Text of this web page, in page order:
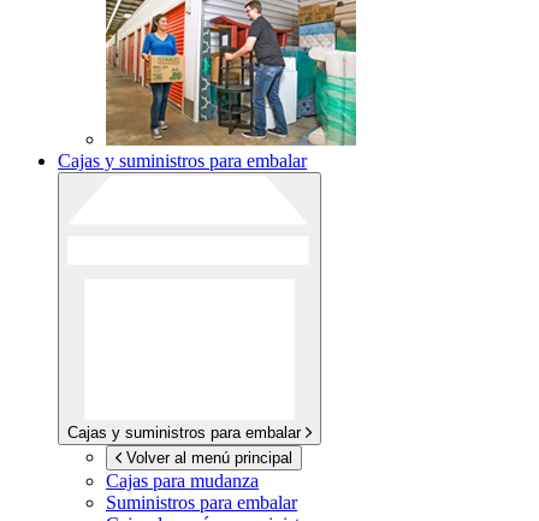
Cajas y suministros para embalar
Cajas y suministros para embalar
Volver al menú principal
Cajas para mudanza
Suministros para embalar